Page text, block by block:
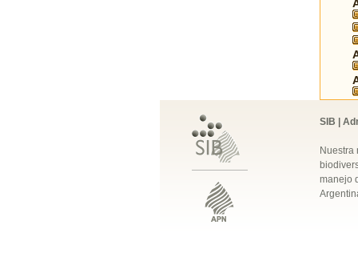
SIB |
Nuestra
manejo